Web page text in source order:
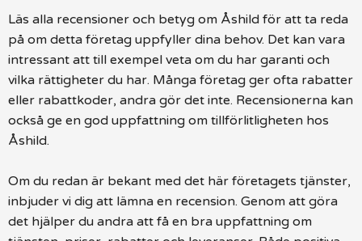
Läs alla recensioner och betyg om Åshild för att ta reda
på om detta företag uppfyller dina behov. Det kan vara
intressant att till exempel veta om du har garanti och
vilka rättigheter du har. Många företag ger ofta rabatter
eller rabattkoder, andra gör det inte. Recensionerna kan
också ge en god uppfattning om tillförlitligheten hos
Åshild.
Om du redan är bekant med det här företagets tjänster,
inbjuder vi dig att lämna en recension. Genom att göra
det hjälper du andra att få en bra uppfattning om